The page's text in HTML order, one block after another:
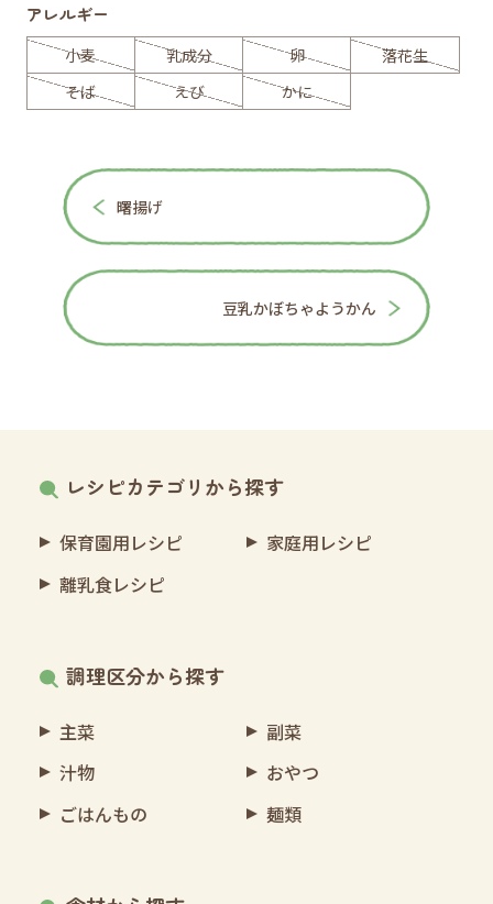
アレルギー
小麦 乳成分 卵
落花生
そば
えび かに
曙揚げ
豆乳かぼちゃようかん
レシピカテゴリから探す
保育園用レシピ
家庭用レシピ
離乳食レシピ
調理区分から探す
主菜
副菜
汁物
おやつ
ごはんもの
麺類